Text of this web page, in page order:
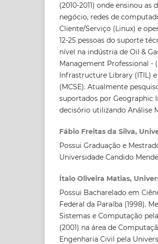
(2010-2011) onde ensinou
negócio, redes de
Cliente/Serviço (Linux) e
12-25 pessoas do suporte
nível na indústria de Oil &
Management Professional -
Infrastructure Library (ITIL)
(MCSE). Atualmente
suportados por Geographic
decisório utilizando Análise
Fábio Freitas da Silva,
Possui Graduação e
Universidade Candido
Ítalo Oliveira Matias,
Possui Bacharelado em
Federal da Paraíba (1998).
Sistemas e Computação
(2001) na área de
Engenharia Civil pela